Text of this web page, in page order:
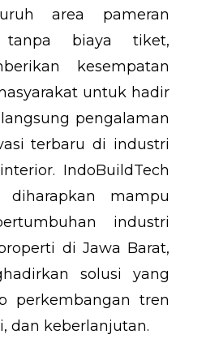
area pameran
tanpa biaya tiket,
kesempatan
untuk hadir
pengalaman
terbaru di industri
IndoBuildTech
diharapkan mampu
industri
di Jawa Barat,
solusi yang
perkembangan tren
dan keberlanjutan.